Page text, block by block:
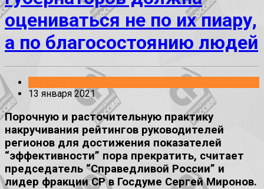
оцениваться не по их пиару,
а по благосостоянию людей
13 января 2021
Порочную и расточительную практику
накручивания рейтингов руководителей
регионов для достижения показателей
“эффективности” пора прекратить, считает
председатель “Справедливой России” и
лидер фракции СР в Госдуме Сергей Миронов.